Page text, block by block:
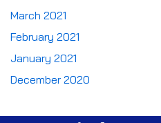
March 2021
February 2021
January 2021
December 2020